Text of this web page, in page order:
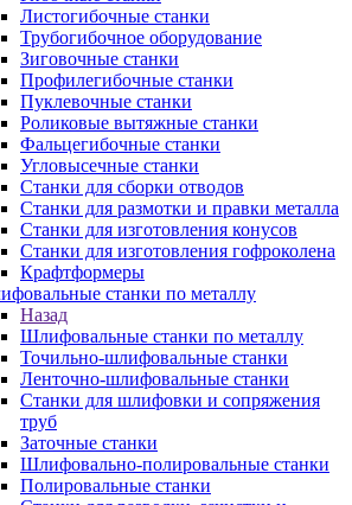
Листогибочные станки
Трубогибочное оборудование
Зиговочные станки
Профилегибочные станки
Пуклевочные станки
Роликовые вытяжные станки
Фальцегибочные станки
Угловысечные станки
Станки для сборки отводов
Станки для размотки и правки металла
Станки для изготовления конусов
Станки для изготовления гофроколена
Крафтформеры
станки по металлу
Назад
Шлифовальные станки по металлу
Точильно-шлифовальные станки
Ленточно-шлифовальные станки
Станки для шлифовки и сопряжения
труб
Заточные станки
Шлифовально-полировальные станки
Полировальные станки